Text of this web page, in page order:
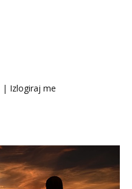
| Izlogiraj me